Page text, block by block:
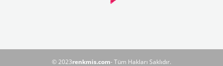
© 2023renkmis.com- Tüm Hakları Saklıdır.